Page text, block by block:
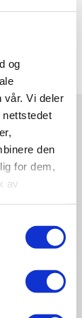
og
vår. Vi deler
den
for dem,
av